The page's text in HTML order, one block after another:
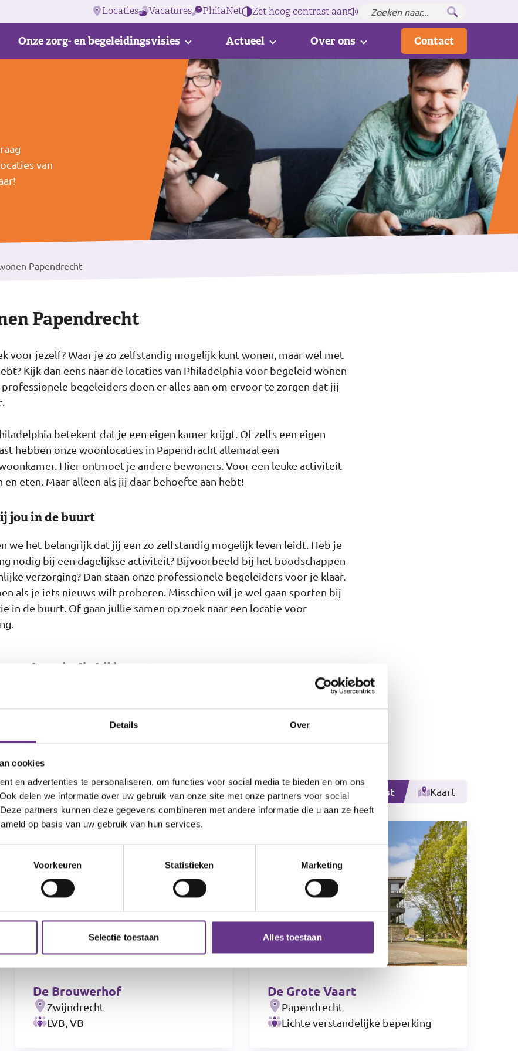
Details Over
cookies
en advertenties te personaliseren, om functies voor social media te bieden en om ons
delen we informatie over uw gebruik van onze site met onze partners voor social
partners kunnen deze gegevens combineren met andere informatie die u aan ze heeft
op basis van uw gebruik van hun services.
Voorkeuren Statistieken Marketing
Selectie toestaan Alles toestaan
Locaties Vacatures PhilaNet Zet hoog contrast aan
Onze zorg- en begeleidingsvisies Actueel Over ons Contact
van
Papendrecht
Papendrecht
voor jezelf? Waar je zo zelfstandig mogelijk kunt wonen, maar wel met
Kijk dan eens naar de locaties van Philadelphia voor begeleid wonen
professionele begeleiders doen er alles aan om ervoor te zorgen dat jij
betekent dat je een eigen kamer krijgt. Of zelfs een eigen
hebben onze woonlocaties in Papendracht allemaal een
Hier ontmoet je andere bewoners. Voor een leuke activiteit
en eten. Maar alleen als jij daar behoefte aan hebt!
jou in de buurt
we het belangrijk dat jij een zo zelfstandig mogelijk leven leidt. Heb je
nodig bij een dagelijkse activiteit? Bijvoorbeeld bij het boodschappen
verzorging? Dan staan onze professionele begeleiders voor je klaar.
als je iets nieuws wilt proberen. Misschien wil je wel gaan sporten bij
in de buurt. Of gaan jullie samen op zoek naar een locatie voor
een locatie die bij je past
behoeftes als het om een woonlocatie gaat. Zo wil de een graag
centrum wonen. Terwijl de ander het vooral belangrijk vindt dat er een
in de buurt is. Neem daarom een kijkje in onze
. Hier kun je
locatie voor begeleid wonen in Papendorp of omgeving die bij jou past.
Lijst Kaart
De Brouwerhof
Zwijndrecht
LVB, VB
De Grote Vaart
Papendrecht
Lichte verstandelijke beperking